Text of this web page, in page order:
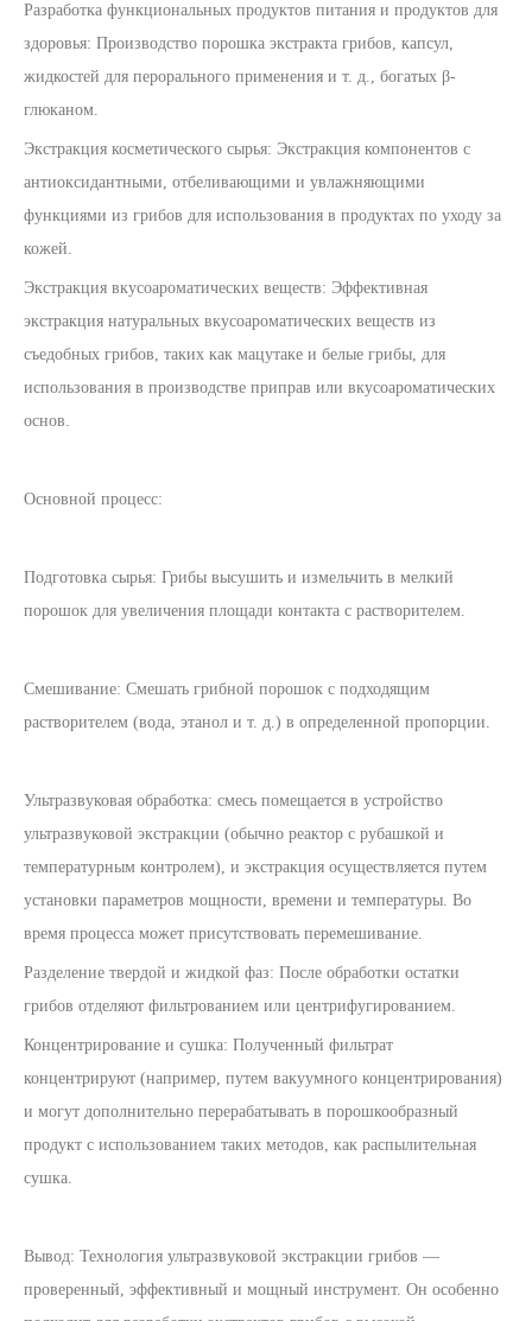
Разработка функциональных продуктов питания и продуктов для
здоровья: Производство порошка экстракта грибов, капсул,
жидкостей для перорального применения и т. д., богатых β-
глюканом.
Экстракция косметического сырья: Экстракция компонентов с
антиоксидантными, отбеливающими и увлажняющими
функциями из грибов для использования в продуктах по уходу за
кожей.
Экстракция вкусоароматических веществ: Эффективная
экстракция натуральных вкусоароматических веществ из
съедобных грибов, таких как мацутаке и белые грибы, для
использования в производстве приправ или вкусоароматических
основ.
Основной процесс:
Подготовка сырья: Грибы высушить и измельчить в мелкий
порошок для увеличения площади контакта с растворителем.
Смешивание: Смешать грибной порошок с подходящим
растворителем (вода, этанол и т. д.) в определенной пропорции.
Ультразвуковая обработка: смесь помещается в устройство
ультразвуковой экстракции (обычно реактор с рубашкой и
температурным контролем), и экстракция осуществляется путем
установки параметров мощности, времени и температуры. Во
время процесса может присутствовать перемешивание.
Разделение твердой и жидкой фаз: После обработки остатки
грибов отделяют фильтрованием или центрифугированием.
Концентрирование и сушка: Полученный фильтрат
концентрируют (например, путем вакуумного концентрирования)
и могут дополнительно перерабатывать в порошкообразный
продукт с использованием таких методов, как распылительная
сушка.
Вывод: Технология ультразвуковой экстракции грибов —
проверенный, эффективный и мощный инструмент. Он особенно